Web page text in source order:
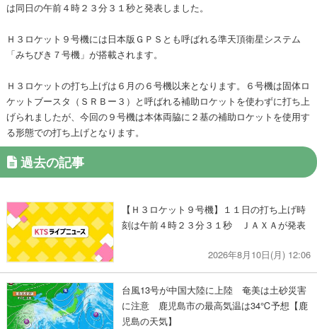
は同日の午前４時２３分３１秒と発表しました。
Ｈ３ロケット９号機には日本版ＧＰＳとも呼ばれる準天頂衛星システム
「みちびき７号機」が搭載されます。
Ｈ３ロケットの打ち上げは６月の６号機以来となります。６号機は固体ロ
ケットブースタ（ＳＲＢー３）と呼ばれる補助ロケットを使わずに打ち上
げられましたが、今回の９号機は本体両脇に２基の補助ロケットを使用す
る形態での打ち上げとなります。
過去の記事
【Ｈ３ロケット９号機】１１日の打ち上げ時
刻は午前４時２３分３１秒 ＪＡＸＡが発表
2026年8月10日(月) 12:06
台風13号が中国大陸に上陸 奄美は土砂災害
に注意 鹿児島市の最高気温は34℃予想【鹿
児島の天気】